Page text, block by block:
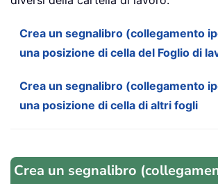
Crea un segnalibro (collegamento
una posizione di cella del Foglio di
Crea un segnalibro (collegamento
una posizione di cella di altri fogli
Crea un segnalibro